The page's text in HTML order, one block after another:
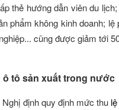
thẻ hướng dẫn viên du
phẩm không kinh doanh;
cũng được giảm tới
ô tô sản xuất trong nước
định quy định mức thu